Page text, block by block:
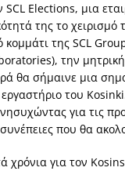
Elections, μια
της το χειρισμό
κομμάτι της SCL
την
θα σήμαινε μια
του
για τις
συνέπειες που θα
χρόνια για τον